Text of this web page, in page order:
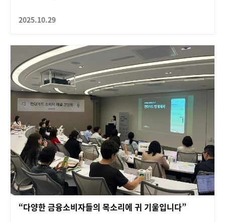
2025.10.29
“다양한 금융소비자들의 목소리에 귀 기울입니다”